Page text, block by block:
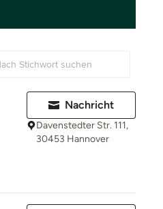
Nachricht
Davenstedter Str. 111,
30453 Hannover